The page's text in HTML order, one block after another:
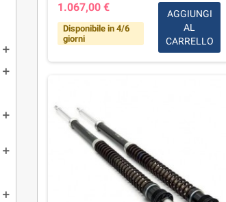
1.067,00 €
Disponibile in 4/6
giorni
AGGIUNGI
AL
CARRELLO